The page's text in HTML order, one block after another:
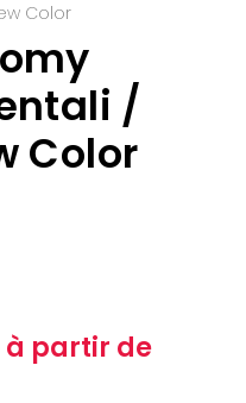
Color
/
Color
à partir de